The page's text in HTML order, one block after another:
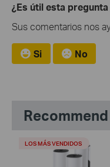
¿Es útil esta
Sus comentarios nos
Si No
LOS MÁS VENDIDOS